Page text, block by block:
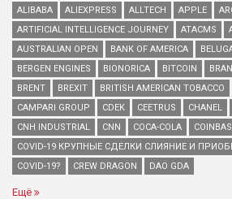
ALIBABA
ALIEXPRESS ALLTECH APPLE
ARTIFICIAL INTELLIGENCE JOURNEY
ATACMS
AUSTRALIAN OPEN
BANK OF AMERICA
BERGEN ENGINES
BIONORICA BITCOIN
BRENT
BREXIT BRITISH AMERICAN TOBACCO
CAMPARI GROUP
CDEK CEETRUS CHANEL
CNH INDUSTRIAL
CNN COCA-COLA
COVID-19 КРУПНЫЕ СДЕЛКИ СЛИЯНИЕ И
COVID-19?
CREW DRAGON DAO GDA
Ещё